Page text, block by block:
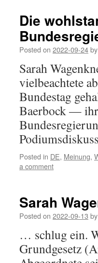
Die
Posted on 2022-09-24by
Sarah
vielbeachtete
Bundestag
Baerbock —
Posted in DE, Meinung,
a comment
Sarah
Posted on 2022-09-13 by
… schlug ein.
Grundgesetz